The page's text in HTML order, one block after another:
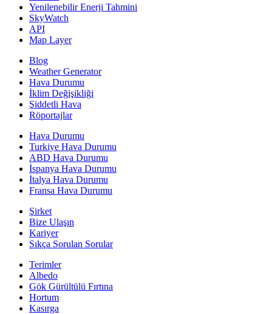
Yenilenebilir Enerji Tahmini
SkyWatch
API
Map Layer
Blog
Weather Generator
Hava Durumu
İklim Değişikliği
Şiddetli Hava
Röportajlar
Hava Durumu
Turkiye Hava Durumu
ABD Hava Durumu
İspanya Hava Durumu
İtalya Hava Durumu
Fransa Hava Durumu
Şirket
Bize Ulaşın
Kariyer
Sıkça Sorulan Sorular
Terimler
Albedo
Gök Gürültülü Fırtına
Hortum
Kasırga